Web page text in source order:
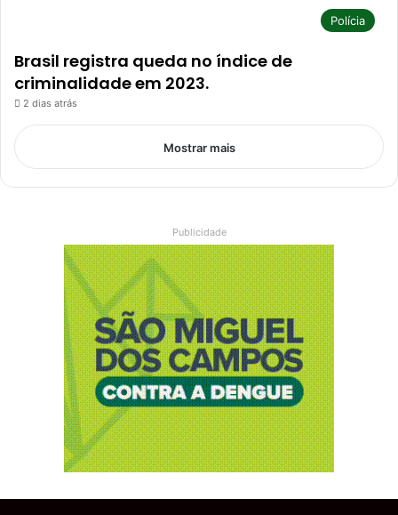
Polícia
Brasil registra queda no índice de
criminalidade em 2023.
2 dias atrás
Mostrar mais
Publicidade